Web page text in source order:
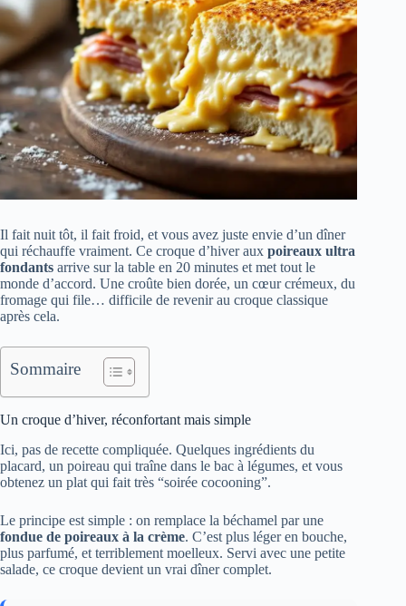
Il fait nuit tôt, il fait froid, et vous avez juste envie d’un dîner
qui réchauffe vraiment. Ce croque d’hiver aux poireaux ultra
fondants arrive sur la table en 20 minutes et met tout le
monde d’accord. Une croûte bien dorée, un cœur crémeux, du
fromage qui file… difficile de revenir au croque classique
après cela.
Sommaire
Un croque d’hiver, réconfortant mais simple
Ici, pas de recette compliquée. Quelques ingrédients du
placard, un poireau qui traîne dans le bac à légumes, et vous
obtenez un plat qui fait très “soirée cocooning”.
Le principe est simple : on remplace la béchamel par une
fondue de poireaux à la crème. C’est plus léger en bouche,
plus parfumé, et terriblement moelleux. Servi avec une petite
salade, ce croque devient un vrai dîner complet.